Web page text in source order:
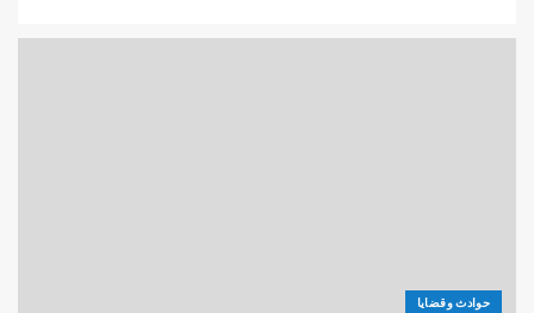
حوادث وقضايا